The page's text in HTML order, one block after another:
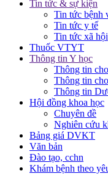
Tin tức & sự kiện
Tin tức bệnh
Tin tức y tế
Tin tức xã hội
Thuốc VTYT
Thông tin Y học
Thông tin
Thông tin
Thông tin
Hội đồng khoa học
Chuyên đề
Nghiên cứu
Bảng giá DVKT
Văn bản
Đào tạo, cchn
Khám bệnh theo